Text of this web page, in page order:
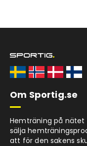
Om Sportig.se
Hemträning på nätet
sälja
att för den sakens